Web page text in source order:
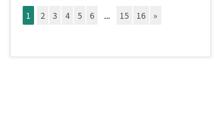
1 2 3 4 5 6 ... 15 16 »